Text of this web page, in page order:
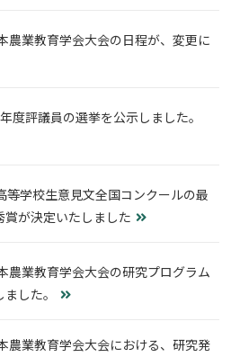
農業教育学会大会の日程が、変更に
度評議員の選挙を公示しました。
等学校生意見文全国コンクールの最
賞が決定いたしました
農業教育学会大会の研究プログラム
した。
農業教育学会大会における、研究発